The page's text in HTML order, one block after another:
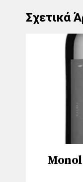
Σχετικά